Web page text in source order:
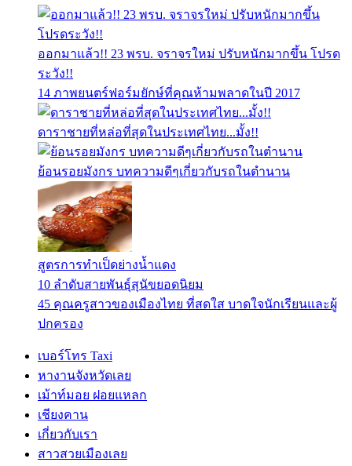
ออกมาแล้ว!! 23 พรบ. จราจรใหม่ ปรับหนักมากขึ้น โปรด
ระวัง!!
14 ภาพยนตร์ฟอร์มยักษ์ที่คุณห้ามพลาดในปี 2017
ดาราชายที่หล่อที่สุดในประเทศไทย...มั้ง!!
ย้อนรอยมังกร บทความดีๆเกี่ยวกับรถในตำนาน
สูตรการทำเป็ดย่างน้ำแดง
10 ลำดับสายพันธุ์สุนัขยอดนิยม
45 คุณครูสาวของเมืองไทย ที่สดใส บาดใจนักเรียนและผู้
ปกครอง
เบอร์โทร Taxi
หางานจังหวัดเลย
เม้าท์มอย ฝอยแหลก
เชียงคาน
เกี่ยวกับเรา
สาวสวยเมืองเลย